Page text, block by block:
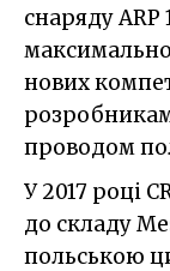
снаряду ARP
нових
проводом
У 2017 році
до складу
польською